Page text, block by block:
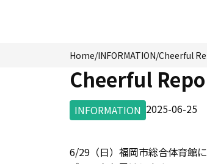
Home/INFORMATION/Cheerful
Cheerful
INFORMATION 2025-06-25
6/29（日）福岡市総合体育館